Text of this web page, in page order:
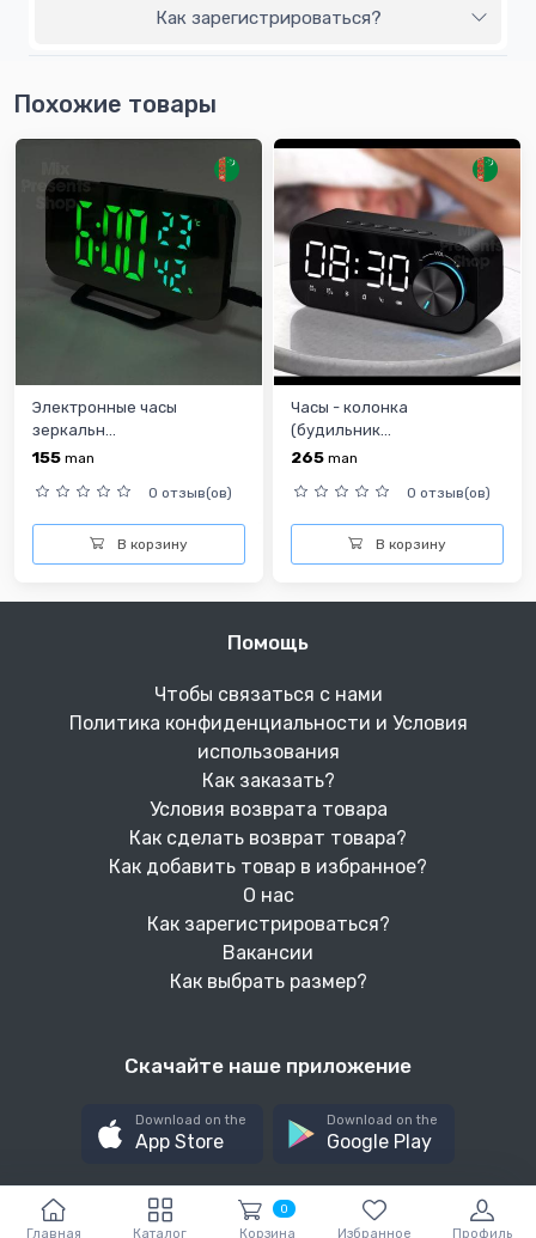
Как зарегистрироваться?
Похожие товары
Электронные часы
зеркальн...
155 man
0 отзыв(ов)
В корзину
Часы - колонка
(будильник...
265 man
0 отзыв(ов)
В корзину
Главная Каталог
0
Корзина Избранное Профиль
Помощь
Чтобы связаться с нами
Политика конфиденциальности и Условия
использования
Как заказать?
Условия возврата товара
Как сделать возврат товара?
Как добавить товар в избранное?
О нас
Как зарегистрироваться?
Вакансии
Как выбрать размер?
Скачайте наше приложение
Download on the
App Store
Download on the
Google Play